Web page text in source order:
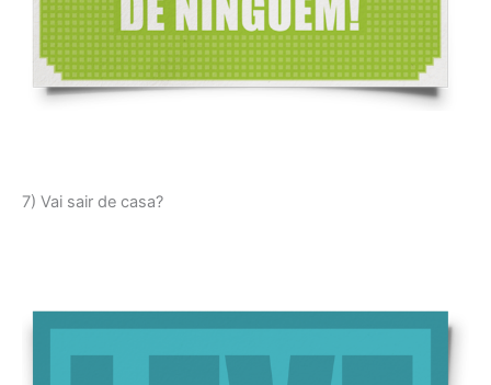
7) Vai sair de casa?